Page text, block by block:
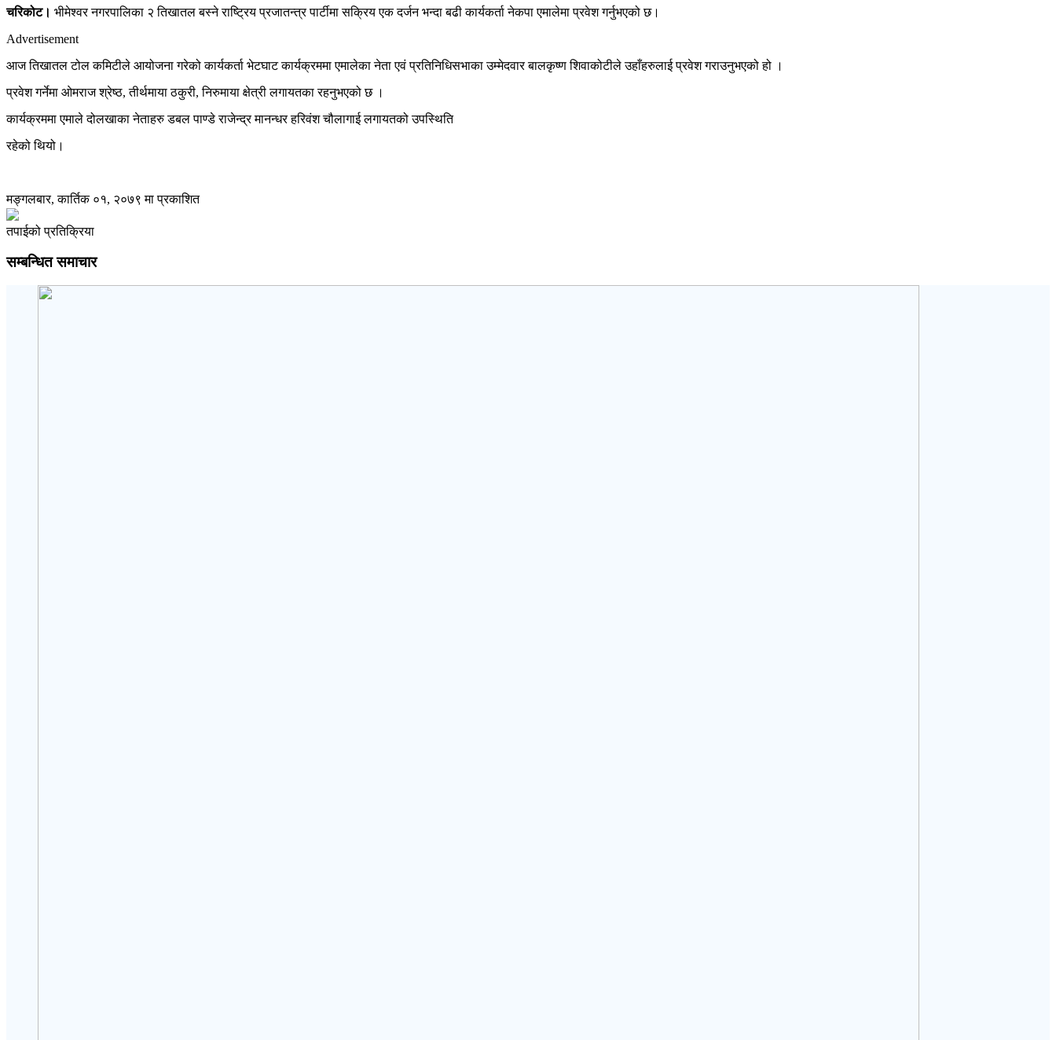
चरिकोट। भीमेश्वर नगरपालिका २ तिखातल बस्ने राष्ट्रिय प्रजातन्त्र पार्टीमा सक्रिय एक दर्जन भन्दा बढी कार्यकर्ता नेकपा एमालेमा प्रवेश गर्नुभएको छ।
Advertisement
आज तिखातल टोल कमिटीले आयोजना गरेको कार्यकर्ता भेटघाट कार्यक्रममा एमालेका नेता एवं प्रतिनिधिसभाका उम्मेदवार बालकृष्ण शिवाकोटीले उहाँहरुलाई प्रवेश गराउनुभएको हो ।
प्रवेश गर्नेमा ओमराज श्रेष्ठ, तीर्थमाया ठकुरी, निरुमाया क्षेत्री लगायतका रहनुभएको छ ।
कार्यक्रममा एमाले दोलखाका नेताहरु डबल पाण्डे राजेन्द्र मानन्धर हरिवंश चौलागाई लगायतको उपस्थिति
रहेको थियो।
मङ्गलबार, कार्तिक ०१, २०७९ मा प्रकाशित
तपाईको प्रतिक्रिया
सम्बन्धित समाचार